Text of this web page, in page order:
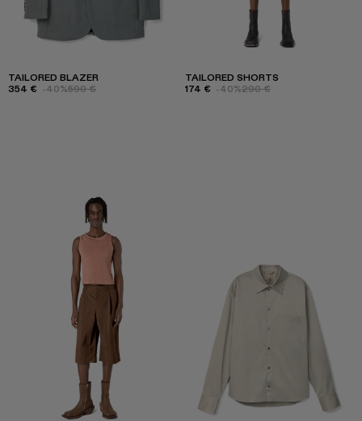
TAILORED BLAZER
354 € -40%590 €
TAILORED SHORTS
174 € -40%290 €